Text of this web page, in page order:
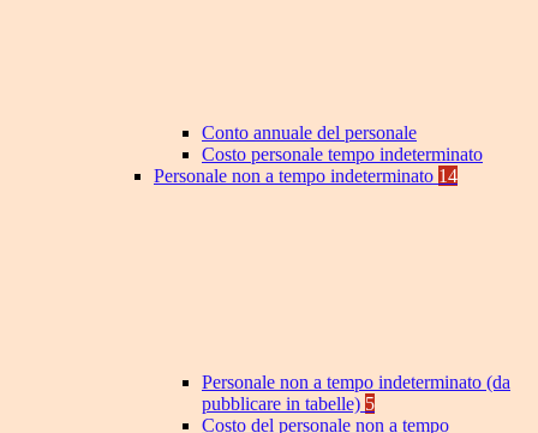
Conto annuale del personale
Costo personale tempo indeterminato
Personale non a tempo indeterminato 14
Personale non a tempo indeterminato (da
pubblicare in tabelle) 5
Costo del personale non a tempo